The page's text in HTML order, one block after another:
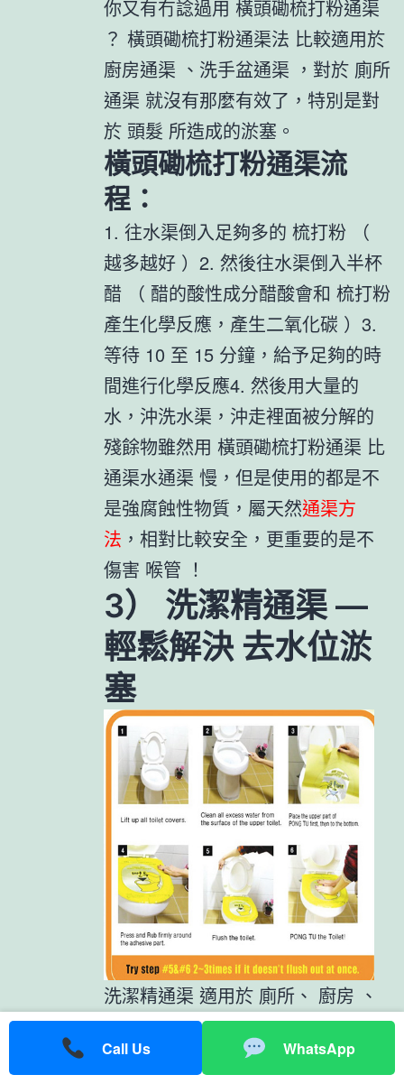
你又有冇諗過用 橫頭磡梳打粉通渠
？ 橫頭磡梳打粉通渠法 比較適用於
廚房通渠 、洗手盆通渠 ，對於 廁所
通渠 就沒有那麼有效了，特別是對
於 頭髮 所造成的淤塞。
橫頭磡梳打粉通渠流
程：
1. 往水渠倒入足夠多的 梳打粉 （
越多越好 ）2. 然後往水渠倒入半杯
醋 （ 醋的酸性成分醋酸會和 梳打粉
產生化學反應，產生二氧化碳 ）3.
等待 10 至 15 分鐘，給予足夠的時
間進行化學反應4. 然後用大量的
水，沖洗水渠，沖走裡面被分解的
殘餘物雖然用 橫頭磡梳打粉通渠 比
通渠水通渠 慢，但是使用的都是不
是強腐蝕性物質，屬天然通渠方
法 ，相對比較安全，更重要的是不
傷害 喉管 ！
3） 洗潔精通渠 —
輕鬆解決 去水位淤
塞
洗潔精通渠 適用於 廁所、 廚房 、
洗手盆 去水位通渠 ，不過這個通渠
方法遇到由頭髮所造成的 塞渠 就不
Call Us WhatsApp